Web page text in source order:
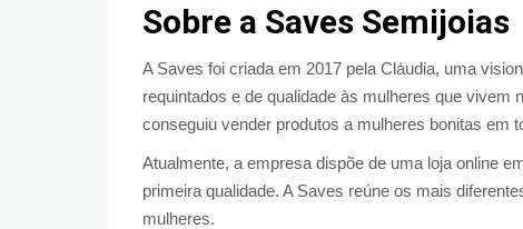
Sobre a Saves Semijoias
A Saves foi criada em 2017 pela Cláudia, uma
requintados e de qualidade às mulheres que vivem
conseguiu vender produtos a mulheres bonitas em
Atualmente, a empresa dispõe de uma loja online
primeira qualidade. A Saves reúne os mais
mulheres.